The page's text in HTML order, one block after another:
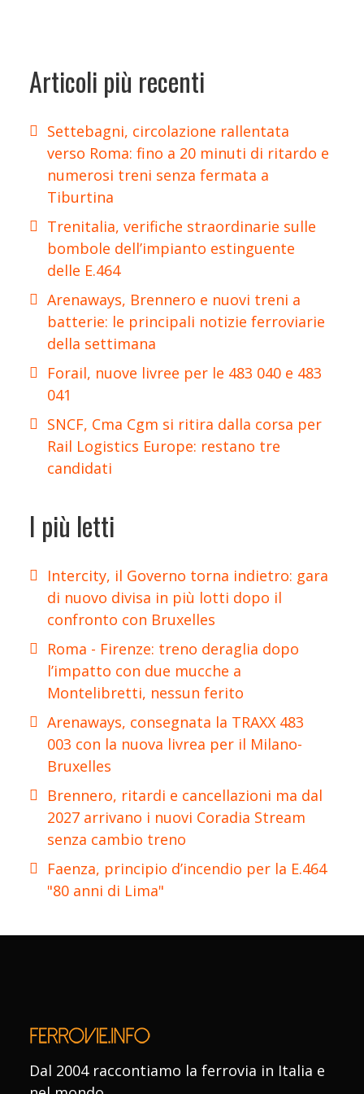
Articoli più recenti
Settebagni, circolazione rallentata
verso Roma: fino a 20 minuti di ritardo e
numerosi treni senza fermata a
Tiburtina
Trenitalia, verifiche straordinarie sulle
bombole dell’impianto estinguente
delle E.464
Arenaways, Brennero e nuovi treni a
batterie: le principali notizie ferroviarie
della settimana
Forail, nuove livree per le 483 040 e 483
041
SNCF, Cma Cgm si ritira dalla corsa per
Rail Logistics Europe: restano tre
candidati
I più letti
Intercity, il Governo torna indietro: gara
di nuovo divisa in più lotti dopo il
confronto con Bruxelles
Roma - Firenze: treno deraglia dopo
l’impatto con due mucche a
Montelibretti, nessun ferito
Arenaways, consegnata la TRAXX 483
003 con la nuova livrea per il Milano-
Bruxelles
Brennero, ritardi e cancellazioni ma dal
2027 arrivano i nuovi Coradia Stream
senza cambio treno
Faenza, principio d’incendio per la E.464
"80 anni di Lima"
Dal 2004 raccontiamo la ferrovia in Italia e